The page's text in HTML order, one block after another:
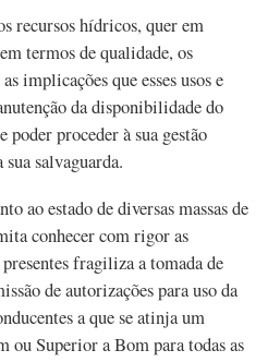
recursos hídricos, quer em
termos de qualidade, os
implicações que esses usos e
da disponibilidade do
poder proceder à sua gestão
salvaguarda.
ao estado de diversas massas de
conhecer com rigor as
fragiliza a tomada de
de autorizações para uso da
a que se atinja um
ou Superior a Bom para todas as